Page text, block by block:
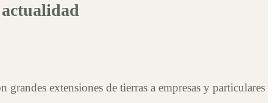
extensiones de tierras a empresas y particulares